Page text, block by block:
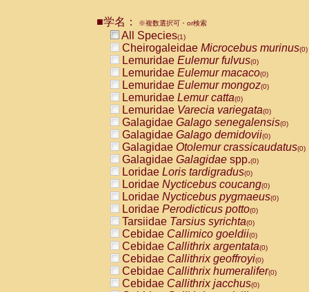
CebidaeCebus nigrivittatus
CebidaeCebus
CebidaeSaimiri boliviensis(0)
CebidaeSaimiri sciureus(0)
AtelidaeAlouatta caraya(0)
AtelidaeAlouatta fusca(0)
AtelidaeAlouatta seniculus
AtelidaeAlouattaspp.(0)
AtelidaeAteles belzebuth(0)
AtelidaeAteles geoffroyi(0)
AtelidaeAteles paniscus(0)
AtelidaeAtelesspp.(0)
Atelidae Lagothrix lagothricha
AtelidaeLagothrix lagothricha cana
PitheciidaeCacajao calvus
PitheciidaeCallicebus cupreus
PitheciidaeCallicebus donacophilus
PitheciidaeCallicebus moloch
PitheciidaeCallicebus torquatus
PitheciidaeCallicebusspp.(0)
PitheciidaeChiropotes satanas(0)
PitheciidaePithecia monachus
■学名： ※複数選択可・or検索
All Species(1)
Cheirogaleidae Microcebus murinus(0)
Lemuridae Eulemur fulvus(0)
Lemuridae Eulemur macaco(0)
Lemuridae Eulemur mongoz(0)
Lemuridae Lemur catta(0)
Lemuridae Varecia variegata(0)
Galagidae Galago senegalensis(0)
Galagidae Galago demidovii(0)
Galagidae Otolemur crassicaudatus(0)
Galagidae Galagidae spp.(0)
Loridae Loris tardigradus(0)
Loridae Nycticebus coucang(0)
Loridae Nycticebus pygmaeus(0)
Loridae Perodicticus potto(0)
Tarsiidae Tarsius syrichta(0)
Cebidae Callimico goeldii(0)
Cebidae Callithrix argentata(0)
Cebidae Callithrix geoffroyi(0)
Cebidae Callithrix humeralifer(0)
Cebidae Callithrix jacchus(0)